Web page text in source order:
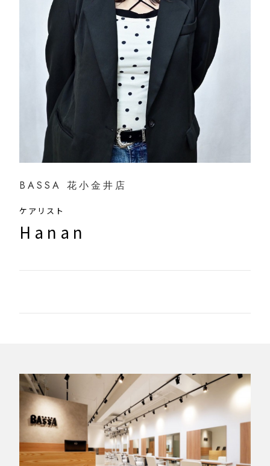
BASSA 花小金井店
ケアリスト
Hanan